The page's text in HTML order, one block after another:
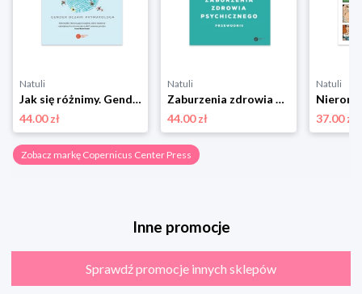
Natuli
Jak się różnimy. Gender oczami prymatologa Copernicus center press
44.00 zł
Natuli
Zaburzenia zdrowia psychicznego. Przewodnik Copernicus center press
44.00 zł
Natuli
37.00 zł
Zobacz markę Copernicus Center Press
Inne promocje
Sprawdź promocje innych sklepów